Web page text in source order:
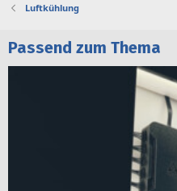
Luftkühlung
Passend zum Thema